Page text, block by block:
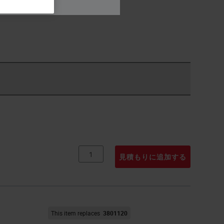
見積もりに追加する
This item replaces 3801120